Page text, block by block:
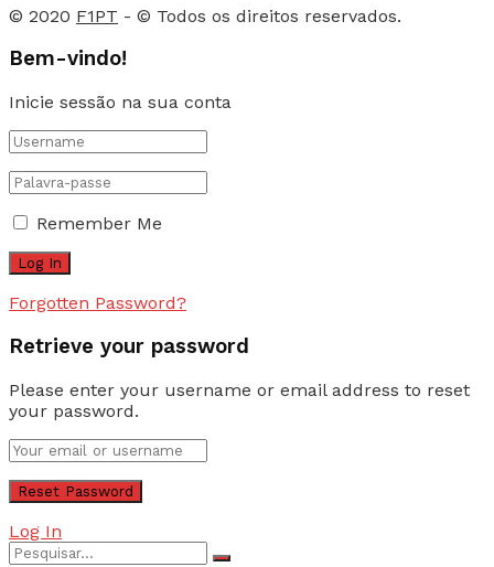
© 2020 F1PT - © Todos os direitos reservados.
Bem-vindo!
Inicie sessão na sua conta
Remember Me
Forgotten Password?
Retrieve your password
Please enter your username or email address to reset
your password.
Log In